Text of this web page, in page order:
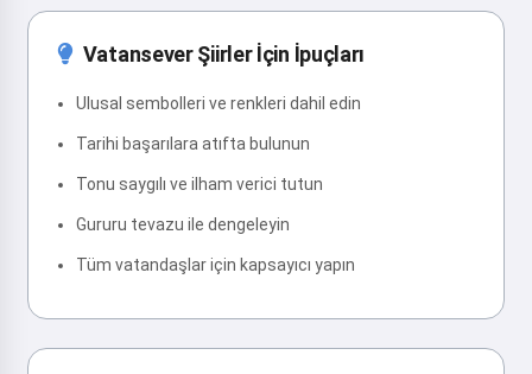
Vatansever Şiirler İçin İpuçları
Ulusal sembolleri ve renkleri dahil edin
Tarihi başarılara atıfta bulunun
Tonu saygılı ve ilham verici tutun
Gururu tevazu ile dengeleyin
Tüm vatandaşlar için kapsayıcı yapın